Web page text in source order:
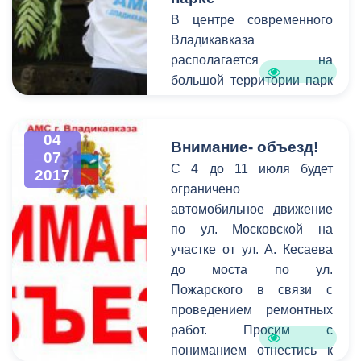
Поход пройдёт в
сопровождении
профессиональных
инструкторов.
В центре современного
Владикавказа
располагается на
большой территории парк
Огромные вековые
деревья, зелёная трава,
асфальтированные
дорожки привлекают сюда
множество горожан.
оставляют
последствия своего
пребывания здесь.
04
07
2017
Внимание- объезд!
С 4 до 11 июля будет
ограничено
автомобильное движение
по ул. Московской на
участке от ул. А. Кесаева
до моста по ул.
Пожарского в связи с
проведением ремонтных
работ. Просим с
пониманием отнестись к